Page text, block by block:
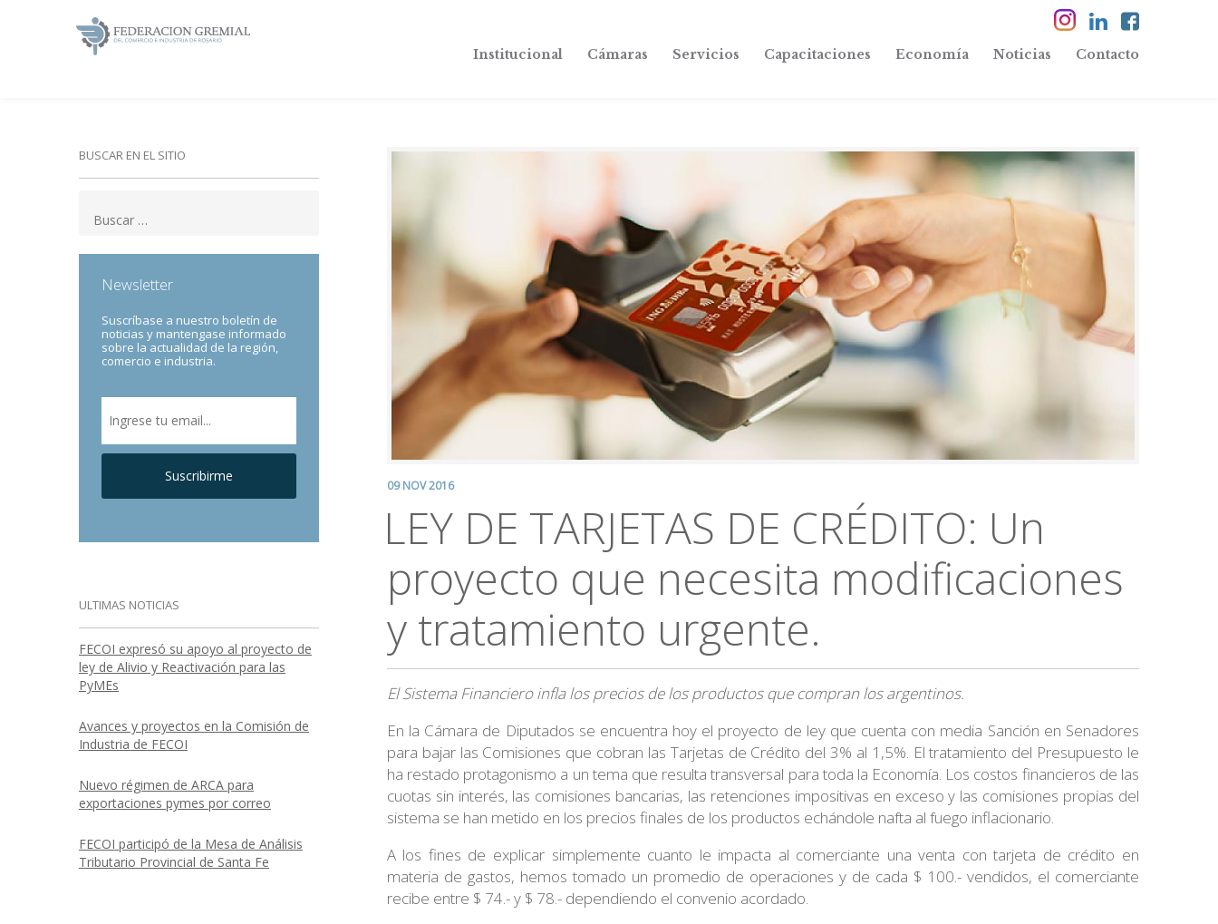
Institucional Cámaras Servicios Capacitaciones Economía Noticias Contacto
BUSCAR EN EL SITIO
Newsletter
Suscríbase a nuestro boletín de
noticias y mantengase informado
sobre la actualidad de la región,
comercio e industria.
Suscribirme
ULTIMAS NOTICIAS
FECOI expresó su apoyo al proyecto de
ley de Alivio y Reactivación para las
PyMEs
Avances y proyectos en la Comisión de
Industria de FECOI
Nuevo régimen de ARCA para
exportaciones pymes por correo
FECOI participó de la Mesa de Análisis
Tributario Provincial de Santa Fe
09 NOV 2016
LEY DE TARJETAS DE CRÉDITO: Un
proyecto que necesita modificaciones
y tratamiento urgente.
El Sistema Financiero infla los precios de los productos que compran los argentinos.
En la Cámara de Diputados se encuentra hoy el proyecto de ley que cuenta con media Sanción en Senadores
para bajar las Comisiones que cobran las Tarjetas de Crédito del 3% al 1,5%. El tratamiento del Presupuesto le
ha restado protagonismo a un tema que resulta transversal para toda la Economía. Los costos financieros de las
cuotas sin interés, las comisiones bancarias, las retenciones impositivas en exceso y las comisiones propias del
sistema se han metido en los precios finales de los productos echándole nafta al fuego inflacionario.
A los fines de explicar simplemente cuanto le impacta al comerciante una venta con tarjeta de crédito en
materia de gastos, hemos tomado un promedio de operaciones y de cada $ 100.- vendidos, el comerciante
recibe entre $ 74.- y $ 78.- dependiendo el convenio acordado.